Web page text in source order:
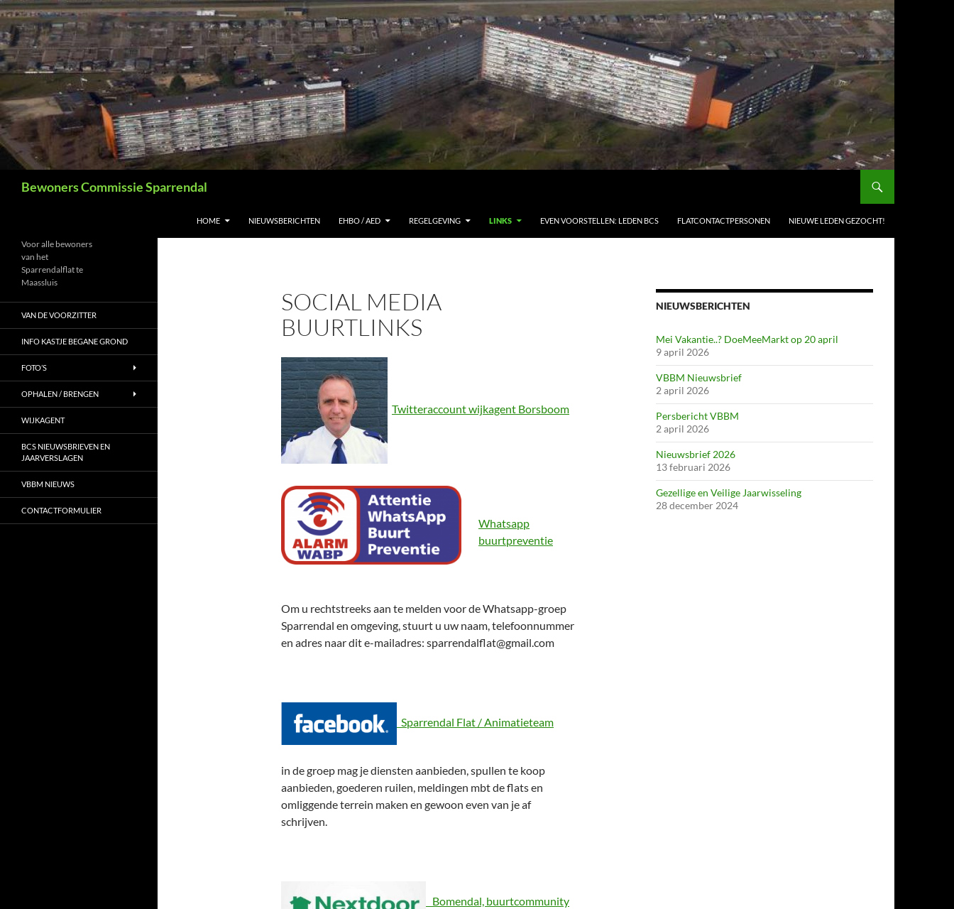
Ga
naar
de
inhoud
Bewoners Commissie Sparrendal
HOME NIEUWSBERICHTEN EHBO / AED REGELGEVING LINKS EVEN VOORSTELLEN: LEDEN BCS FLATCONTACTPERSONEN NIEUWE LEDEN GEZOCHT!
SOCIAL MEDIA
BUURTLINKS
Twitteraccount wijkagent Borsboom
Whatsapp
buurtpreventie
Om u rechtstreeks aan te melden voor de Whatsapp-groep
Sparrendal en omgeving, stuurt u uw naam, telefoonnummer
en adres naar dit e-mailadres: sparrendalflat@gmail.com
Sparrendal Flat / Animatieteam
in de groep mag je diensten aanbieden, spullen te koop
aanbieden, goederen ruilen, meldingen mbt de flats en
omliggende terrein maken en gewoon even van je af
schrijven.
Bomendal, buurtcommunity
NIEUWSBERICHTEN
Mei Vakantie..? DoeMeeMarkt op 20 april
9 april 2026
VBBM Nieuwsbrief
2 april 2026
Persbericht VBBM
2 april 2026
Nieuwsbrief 2026
13 februari 2026
Gezellige en Veilige Jaarwisseling
28 december 2024
Voor alle bewoners
van het
Sparrendalflat te
Maassluis
VAN DE VOORZITTER
INFO KASTJE BEGANE GROND
FOTO’S
OPHALEN / BRENGEN
WIJKAGENT
BCS NIEUWSBRIEVEN EN
JAARVERSLAGEN
VBBM NIEUWS
CONTACTFORMULIER